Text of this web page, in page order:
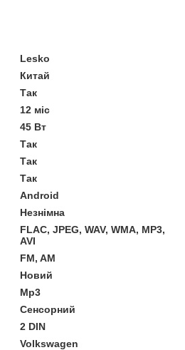
Lesko
Китай
Так
12 міс
45 Вт
Так
Так
Так
Android
Незнімна
FLAC, JPEG, WAV, WMA, MP3,
AVI
FM, AM
Новий
Mp3
Сенсорний
2 DIN
Volkswagen